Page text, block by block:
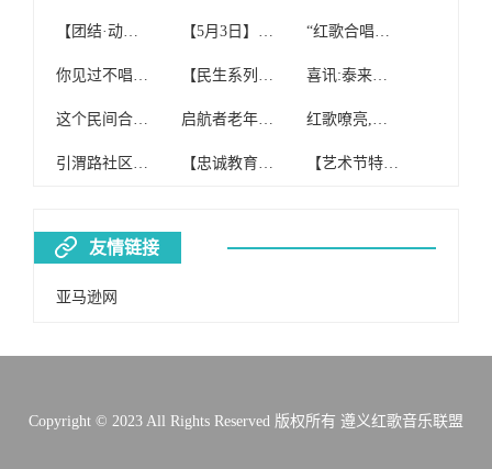
友情链接
亚马逊网
Copyright © 2023 All Rights Reserved 版权所有 遵义红歌音乐联盟